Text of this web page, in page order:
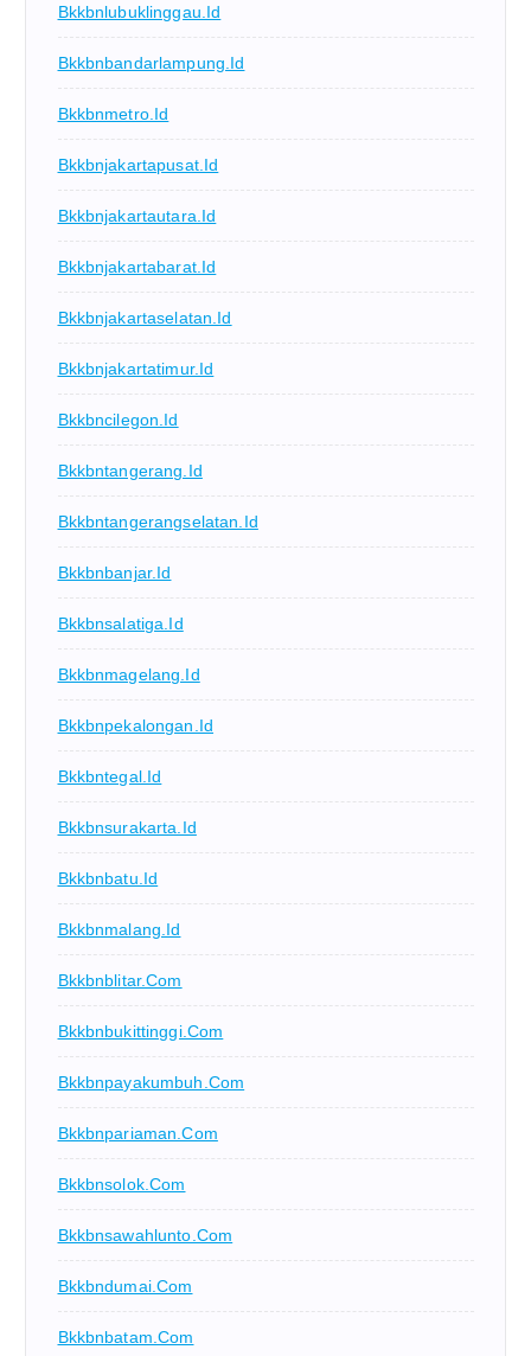
Bkkbnlubuklinggau.id
Bkkbnbandarlampung.id
Bkkbnmetro.id
Bkkbnjakartapusat.id
Bkkbnjakartautara.id
Bkkbnjakartabarat.id
Bkkbnjakartaselatan.id
Bkkbnjakartatimur.id
Bkkbncilegon.id
Bkkbntangerang.id
Bkkbntangerangselatan.id
Bkkbnbanjar.id
Bkkbnsalatiga.id
Bkkbnmagelang.id
Bkkbnpekalongan.id
Bkkbntegal.id
Bkkbnsurakarta.id
Bkkbnbatu.id
Bkkbnmalang.id
Bkkbnblitar.com
Bkkbnbukittinggi.com
Bkkbnpayakumbuh.com
Bkkbnpariaman.com
Bkkbnsolok.com
Bkkbnsawahlunto.com
Bkkbndumai.com
Bkkbnbatam.com